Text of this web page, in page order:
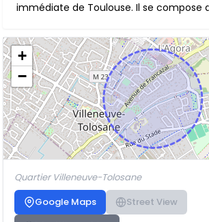
immédiate de Toulouse. Il se compose
+
−
Quartier Villeneuve-Tolosane
Google Maps
Street View